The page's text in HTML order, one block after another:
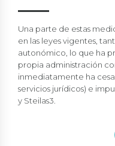
Una parte de estas
en las leyes vigentes,
autonómico, lo que ha
propia administración
inmediatamente ha
servicios jurídicos) e
y Steilas3.